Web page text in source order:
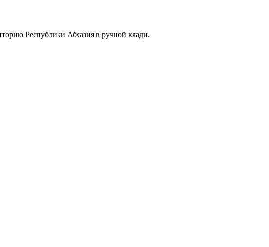
Республики Абхазия в ручной клади.